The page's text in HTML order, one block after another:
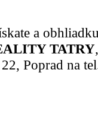
a
TATRY
Poprad na